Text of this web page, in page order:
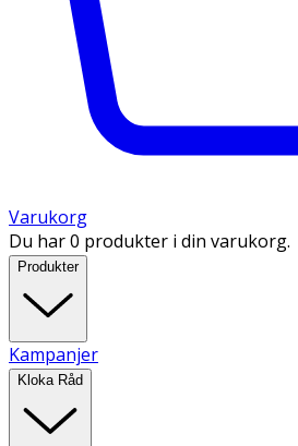
Varukorg
Du har 0 produkter i din varukorg.
Produkter
Kampanjer
Kloka Råd